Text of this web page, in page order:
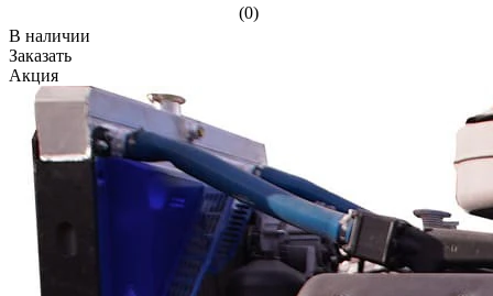
(0)
В наличии
Заказать
Акция